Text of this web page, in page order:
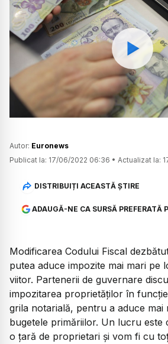
Autor: Euronews
Publicat la: 17/06/2022 06:36 • Actualizat la:
DISTRIBUIȚI ACEASTĂ ȘTIRE
ADAUGĂ-NE CA SURSĂ PREFERATĂ
Modificarea Codului Fiscal
putea aduce impozite mai mari pe
viitor. Partenerii de guvernare
impozitarea proprietăților în
grila notarială, pentru a aduce mai
bugetele primăriilor. Un lucru este
o țară de proprietari și vom fi cu